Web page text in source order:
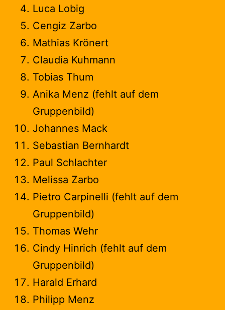
Luca Lobig
Cengiz Zarbo
Mathias Krönert
Claudia Kuhmann
Tobias Thum
Anika Menz (fehlt auf dem
Gruppenbild)
Johannes Mack
Sebastian Bernhardt
Paul Schlachter
Melissa Zarbo
Pietro Carpinelli (fehlt auf dem
Gruppenbild)
Thomas Wehr
Cindy Hinrich (fehlt auf dem
Gruppenbild)
Harald Erhard
Philipp Menz